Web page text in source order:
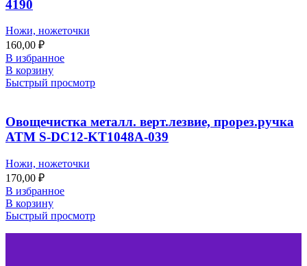
4190
Ножи, ножеточки
160,00 ₽
В избранное
В корзину
Быстрый просмотр
Овощечистка металл. верт.лезвие, прорез.ручка
ATM S-DC12-KT1048A-039
Ножи, ножеточки
170,00 ₽
В избранное
В корзину
Быстрый просмотр